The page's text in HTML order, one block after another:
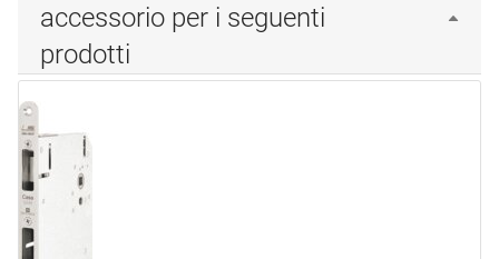
accessorio per i seguenti
prodotti